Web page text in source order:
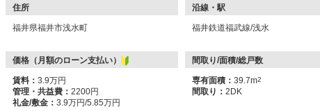
住所 沿線・駅
福井県福井市浅水町 福井鉄道福武線/浅水
価格（月額のローン支払い） 間取り/面積/総戸数
賃料： 3.9万円
管理・共益費： 2200円
礼金/敷金： 3.9万円/5.85万円
専有面積： 39.7m2
間取り： 2DK